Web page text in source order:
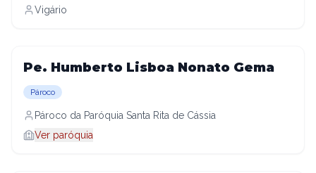
Vigário
Pe. Humberto Lisboa Nonato Gema
Pároco
Pároco da Paróquia Santa Rita de Cássia
Ver paróquia